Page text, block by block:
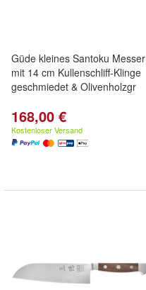
Güde kleines Santoku Messer
mit 14 cm Kullenschliff-Klinge
geschmiedet & Olivenholzgr
168,00 €
Kostenloser Versand